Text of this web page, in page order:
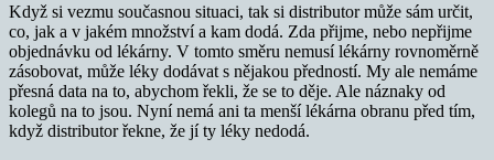
Když si vezmu současnou situaci, tak si distributor může sám určit,
co, jak a v jakém množství a kam dodá. Zda přijme, nebo nepřijme
objednávku od lékárny. V tomto směru nemusí lékárny rovnoměrně
zásobovat, může léky dodávat s nějakou předností. My ale nemáme
přesná data na to, abychom řekli, že se to děje. Ale náznaky od
kolegů na to jsou. Nyní nemá ani ta menší lékárna obranu před tím,
když distributor řekne, že jí ty léky nedodá.